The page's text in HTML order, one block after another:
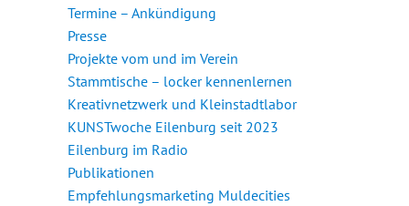
Termine – Ankündigung
Presse
Projekte vom und im Verein
Stammtische – locker kennenlernen
Kreativnetzwerk und Kleinstadtlabor
KUNSTwoche Eilenburg seit 2023
Eilenburg im Radio
Publikationen
Empfehlungsmarketing Muldecities